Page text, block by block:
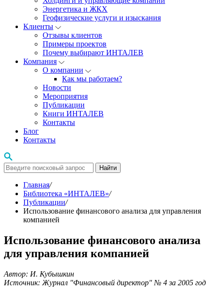
Энергетика и ЖКХ
Геофизические услуги и изыскания
Клиенты
Отзывы клиентов
Примеры проектов
Почему выбирают ИНТАЛЕВ
Компания
О компании
Как мы работаем?
Новости
Мероприятия
Публикации
Книги ИНТАЛЕВ
Контакты
Блог
Контакты
Найти
Главная/
Библиотека «ИНТАЛЕВ»/
Публикации/
Использование финансового анализа для управления
компанией
Использование финансового анализа
для управления компанией
Автор: И. Кубышкин
Источник: Журнал "Финансовый директор" № 4 за 2005 год